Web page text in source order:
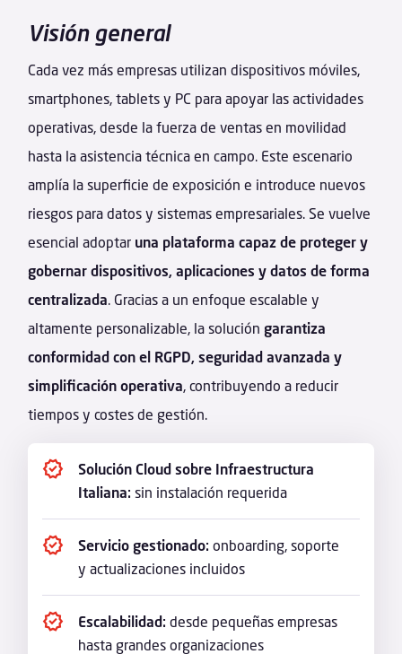
Visión general
Cada vez más empresas utilizan dispositivos móviles,
smartphones, tablets y PC para apoyar las actividades
operativas, desde la fuerza de ventas en movilidad
hasta la asistencia técnica en campo. Este escenario
amplía la superficie de exposición e introduce nuevos
riesgos para datos y sistemas empresariales. Se vuelve
esencial adoptar una plataforma capaz de proteger y
gobernar dispositivos, aplicaciones y datos de forma
centralizada . Gracias a un enfoque escalable y
altamente personalizable, la solución garantiza
conformidad con el RGPD, seguridad avanzada y
simplificación operativa , contribuyendo a reducir
tiempos y costes de gestión.
Solución Cloud sobre Infraestructura
Italiana: sin instalación requerida
Servicio gestionado: onboarding, soporte
y actualizaciones incluidos
Escalabilidad: desde pequeñas empresas
hasta grandes organizaciones